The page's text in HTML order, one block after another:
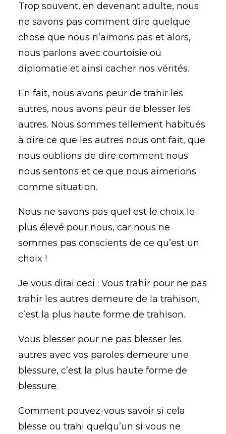
Trop souvent, en devenant adulte, nous
ne savons pas comment dire quelque
chose que nous n’aimons pas et alors,
nous parlons avec courtoisie ou
diplomatie et ainsi cacher nos vérités.
En fait, nous avons peur de trahir les
autres, nous avons peur de blesser les
autres. Nous sommes tellement habitués
à dire ce que les autres nous ont fait, que
nous oublions de dire comment nous
nous sentons et ce que nous aimerions
comme situation.
Nous ne savons pas quel est le choix le
plus élevé pour nous, car nous ne
sommes pas conscients de ce qu’est un
choix !
Je vous dirai ceci : Vous trahir pour ne pas
trahir les autres demeure de la trahison,
c’est la plus haute forme de trahison.
Vous blesser pour ne pas blesser les
autres avec vos paroles demeure une
blessure, c’est la plus haute forme de
blessure.
Comment pouvez-vous savoir si cela
blesse ou trahi quelqu’un si vous ne